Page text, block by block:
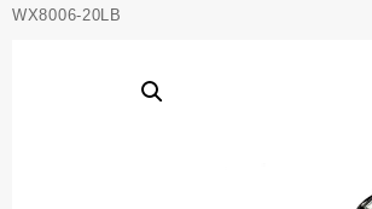
WX8006-20LB